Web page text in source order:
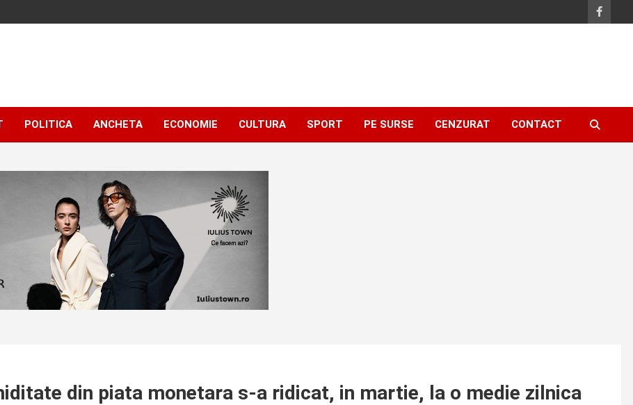
POLITICA ANCHETA ECONOMIE CULTURA SPORT PE SURSE CENZURAT CONTACT
din piata monetara s-a ridicat, in martie, la o medie zilnica